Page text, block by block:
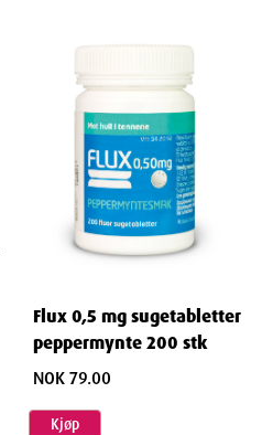
Flux 0,5 mg sugetabletter
peppermynte 200 stk
NOK 79.00
Kjøp